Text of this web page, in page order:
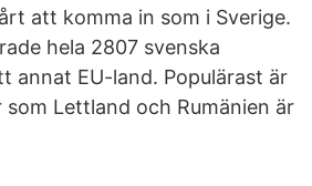
att komma in som i Sverige.
hela 2807 svenska
annat EU-land. Populärast är
som Lettland och Rumänien är